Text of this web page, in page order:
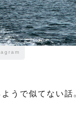
うで似てない話。